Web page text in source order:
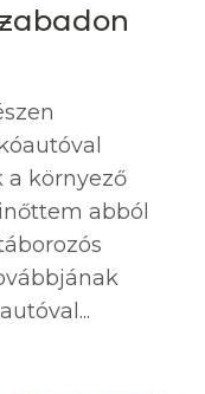
a környező
abból